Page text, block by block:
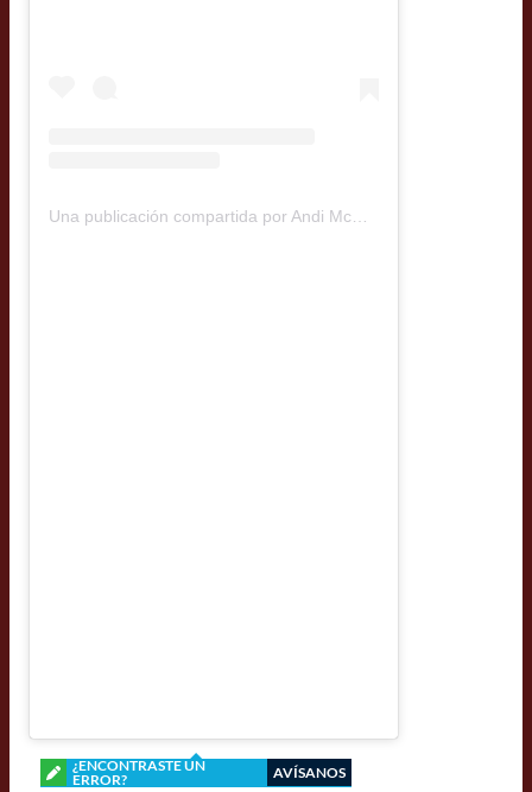
Una publicación compartida por Andi McRostie (@gringaperochilena)
¿ENCONTRASTE UN
ERROR?
AVÍSANOS